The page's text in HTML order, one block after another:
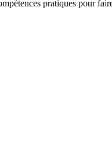
pratiques pour